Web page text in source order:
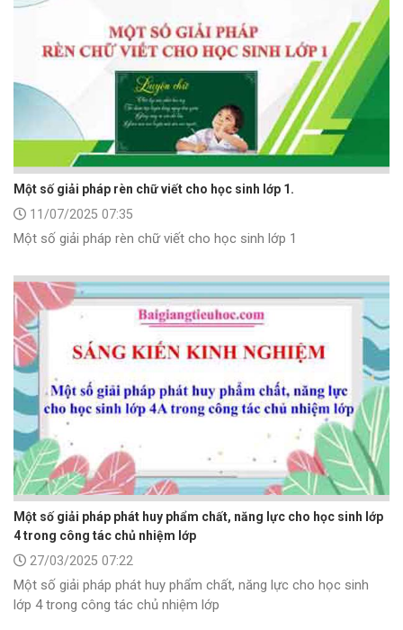
Một số giải pháp rèn chữ viết cho học sinh lớp 1.
11/07/2025 07:35
Một số giải pháp rèn chữ viết cho học sinh lớp 1
Một số giải pháp phát huy phẩm chất, năng lực cho học sinh lớp
4 trong công tác chủ nhiệm lớp
27/03/2025 07:22
Một số giải pháp phát huy phẩm chất, năng lực cho học sinh
lớp 4 trong công tác chủ nhiệm lớp